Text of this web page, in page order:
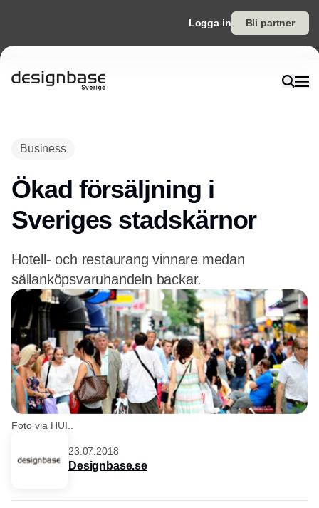
Logga in Bli partner
Business
Ökad försäljning i
Sveriges stadskärnor
Hotell- och restaurang vinnare medan
sällanköpsvaruhandeln backar.
Foto via HUI..
23.07.2018
Designbase.se